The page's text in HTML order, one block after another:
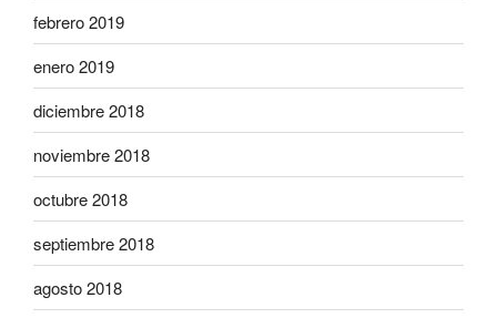
febrero 2019
enero 2019
diciembre 2018
noviembre 2018
octubre 2018
septiembre 2018
agosto 2018